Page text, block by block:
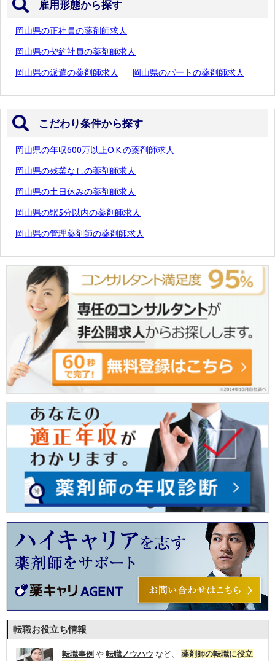
雇用形態から探す
岡山県の正社員の薬剤師求人
岡山県の契約社員の薬剤師求人
岡山県の派遣の薬剤師求人 岡山県のパートの薬剤師求人
こだわり条件から探す
岡山県の年収600万以上O.K.の薬剤師求人
岡山県の残業なしの薬剤師求人
岡山県の土日休みの薬剤師求人
岡山県の駅5分以内の薬剤師求人
岡山県の管理薬剤師の薬剤師求人
転職お役立ち情報
転職事例 や 転職ノウハウ など、 薬剤師の転職に役立